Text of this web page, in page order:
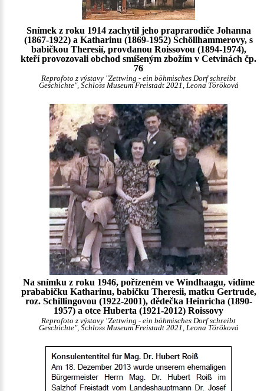
Snímek z roku 1914 zachytil jeho praprarodiče Johanna
(1867-1922) a Katharinu (1869-1952) Schöllhammerovy, s
babičkou Theresií, provdanou Roissovou (1894-1974),
kteří provozovali obchod smíšeným zbožím v Cetvinách čp.
76
Reprofoto z výstavy "Zettwing - ein böhmisches Dorf schreibt
Geschichte", Schloss Museum Freistadt 2021, Leona Töröková
Na snímku z roku 1946, pořízeném ve Windhaagu, vidíme
prababičku Katharinu, babičku Theresii, matku Gertrude,
roz. Schillingovou (1922-2001), dědečka Heinricha (1890-
1957) a otce Huberta (1921-2012) Roissovy
Reprofoto z výstavy "Zettwing - ein böhmisches Dorf schreibt
Geschichte", Schloss Museum Freistadt 2021, Leona Töröková